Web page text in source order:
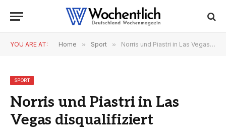
YOU ARE AT: Home » Sport » Norris und Piastri in Las Vegas disqualifiziert
SPORT
Norris und Piastri in Las
Vegas disqualifiziert